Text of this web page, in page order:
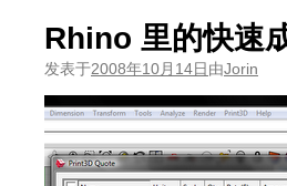
Rhino 里的快速
发表于2008年10月14日由Jorin